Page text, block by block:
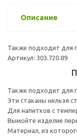
Описание
Также подходит для
Артикул: 303.720.89
Также подходит для
Эти стаканы нельзя
Для напитков с
Вымойте изделие
Материал, из